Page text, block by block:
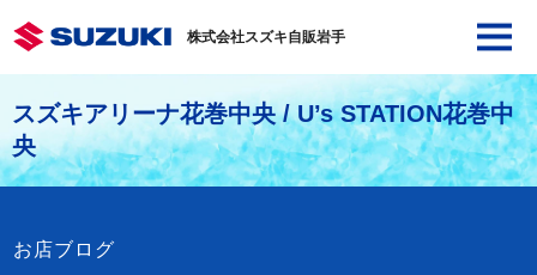
株式会社スズキ自販岩手
スズキアリーナ花巻中央 / U’s STATION花巻中
央
お店ブログ